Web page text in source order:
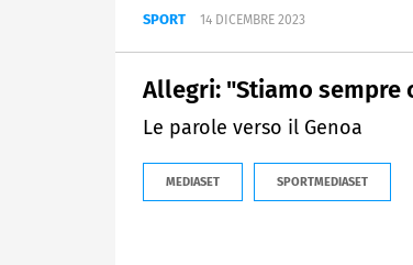
SPORT 14 DICEMBRE 2023
Allegri: "Stiamo sempre
Le parole verso il Genoa
MEDIASET SPORTMEDIASET